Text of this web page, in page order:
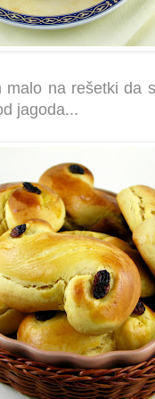
malo na rešetki da
jagoda...